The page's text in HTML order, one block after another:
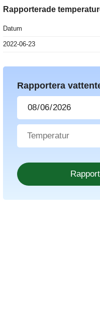
Rapporterade
Datum
2022-06-23
Rapportera